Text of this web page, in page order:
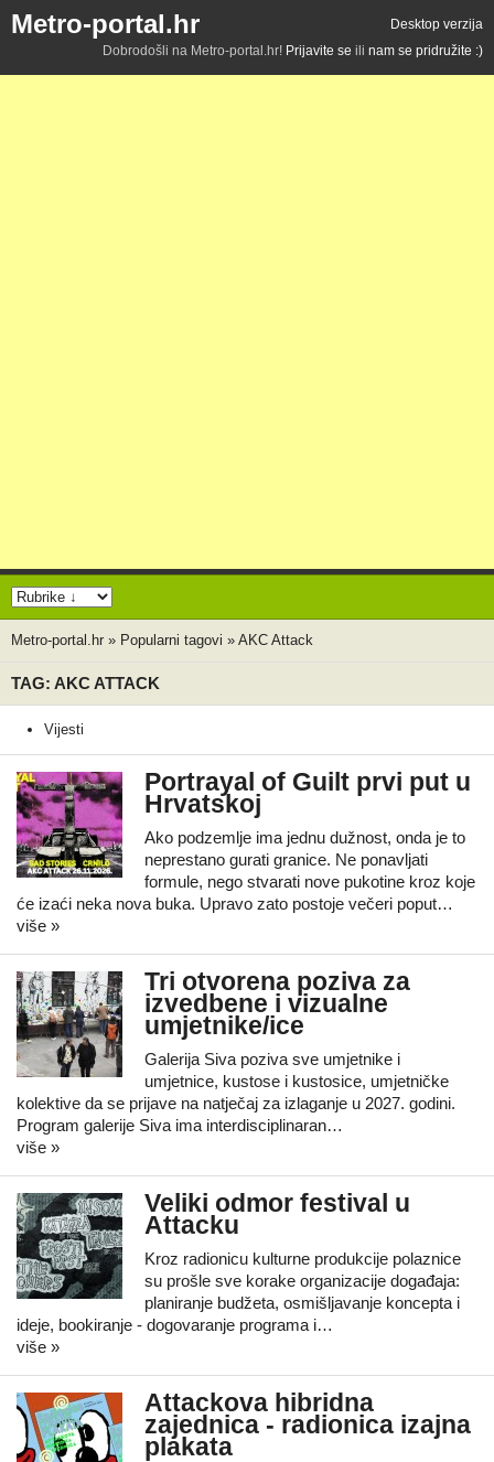
Metro-portal.hr
Desktop verzija
Dobrodošli na Metro-portal.hr! Prijavite se ili nam se pridružite :)
Metro-portal.hr » Popularni tagovi » AKC Attack
TAG: AKC ATTACK
Vijesti
Portrayal of Guilt prvi put u
Hrvatskoj
Ako podzemlje ima jednu dužnost, onda je to
neprestano gurati granice. Ne ponavljati
formule, nego stvarati nove pukotine kroz koje
će izaći neka nova buka. Upravo zato postoje večeri poput…
više »
Tri otvorena poziva za
izvedbene i vizualne
umjetnike/ice
Galerija Siva poziva sve umjetnike i
umjetnice, kustose i kustosice, umjetničke
kolektive da se prijave na natječaj za izlaganje u 2027. godini.
Program galerije Siva ima interdisciplinaran…
više »
Veliki odmor festival u
Attacku
Kroz radionicu kulturne produkcije polaznice
su prošle sve korake organizacije događaja:
planiranje budžeta, osmišljavanje koncepta i
ideje, bookiranje - dogovaranje programa i…
više »
Attackova hibridna
zajednica - radionica izajna
plakata